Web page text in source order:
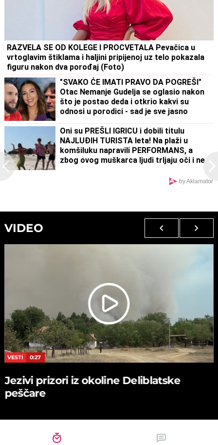
RAZVELA SE OD KOLEGE I PROCVETALA Pevačica u
vrtoglavim štiklama i haljini pripijenoj uz telo pokazala
figuru nakon dva porođaj (Foto)
"SVAKO ĆE IMATI PRAVO DA POGREŠI"
Otac Nemanje Gudelja se oglasio nakon
što je postao deda i otkrio kakvi su
odnosi u porodici - sad je sve jasno
Oni su PREŠLI IGRICU i dobili titulu
NAJLUĐIH TURISTA leta! Na plaži u
komšiluku napravili PERFORMANS, a
zbog ovog muškarca ljudi trljaju oči i ne
by Aklamator
VIDEO
VESTI 0:27
Jezivi prizori iz okoline Deliblatske
peščare